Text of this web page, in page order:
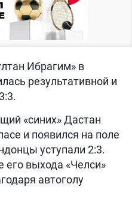
Ибрагим» в
результативной и
«синих» Дастан
и появился на поле
уступали 2:3.
его выхода «Челси»
автоголу